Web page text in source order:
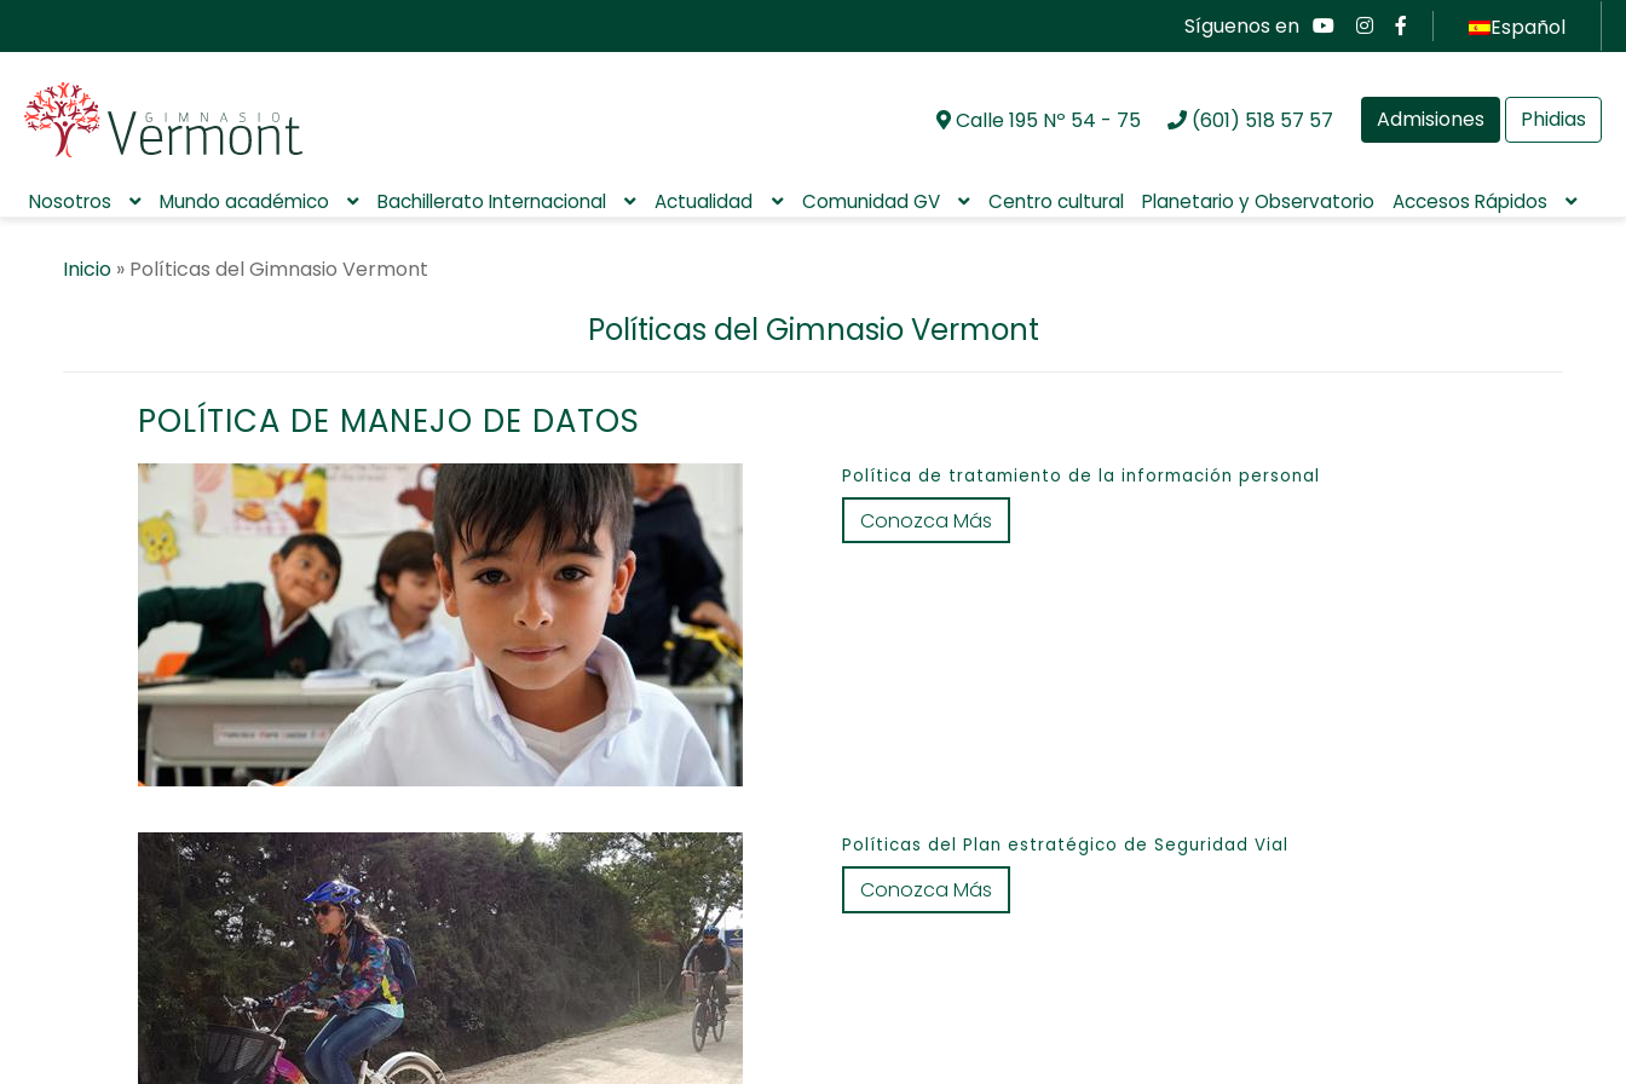
Síguenos en Español
la
contenido
Calle 195 Nº 54 - 75 (601) 518 57 57 Admisiones Phidias
Nosotros Mundo académico Bachillerato Internacional Actualidad Comunidad GV Centro cultural Planetario y Observatorio Accesos Rápidos
Inicio » Políticas del Gimnasio Vermont
Políticas del Gimnasio Vermont
POLÍTICA DE MANEJO DE DATOS
Política de tratamiento de la información personal
Conozca Más
Políticas del Plan estratégico de Seguridad Vial
Conozca Más